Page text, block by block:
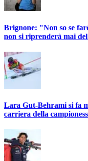
Brignone: "Non so se
non si riprenderà mai
Lara Gut-Behrami si fa
carriera della